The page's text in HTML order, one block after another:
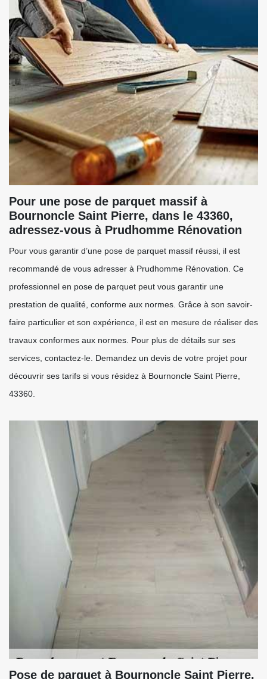
Pour une pose de parquet massif à
Bournoncle Saint Pierre, dans le 43360,
adressez-vous à Prudhomme Rénovation
Pour vous garantir d’une pose de parquet massif réussi, il est
recommandé de vous adresser à Prudhomme Rénovation. Ce
professionnel en pose de parquet peut vous garantir une
prestation de qualité, conforme aux normes. Grâce à son savoir-
faire particulier et son expérience, il est en mesure de réaliser des
travaux conformes aux normes. Pour plus de détails sur ses
services, contactez-le. Demandez un devis de votre projet pour
découvrir ses tarifs si vous résidez à Bournoncle Saint Pierre,
43360.
Pose de parquet à Bournoncle Saint Pierre,